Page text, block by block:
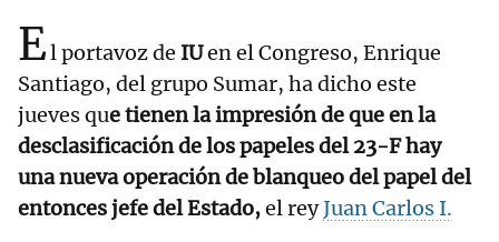
El portavoz de IUen el Congreso, Enrique
Santiago, del grupo Sumar, ha dicho este
jueves que tienen la impresión de que en la
desclasificación de los papeles del 23-F hay
una nueva operación de blanqueo del papel del
entonces jefe del Estado,el reyJuan Carlos I.